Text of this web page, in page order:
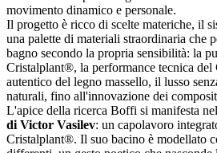
movimento dinamico e personale.
Il progetto è ricco di scelte materiche, il
una palette di materiali straordinaria che
bagno secondo la propria sensibilità: la
Cristalplant®, la performance tecnica
autentico del legno massello, il lusso
naturali, fino all'innovazione dei
L'apice della ricerca Boffi si manifesta
di Victor Vasilev: un capolavoro
Cristalplant®. Il suo bacino è modellato